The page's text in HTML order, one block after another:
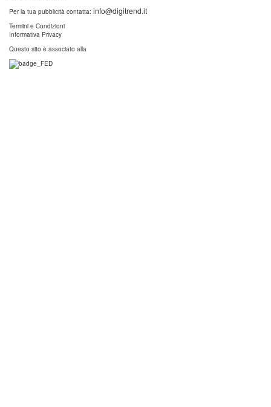
Per la tua pubblicità contatta: info@digitrend.it
Termini e Condizioni
Informativa Privacy
Questo sito è associato alla